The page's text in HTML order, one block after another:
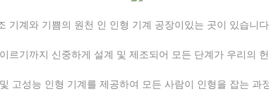
기계와 기쁨의 원천 인 인형 기계 공장이있는 곳이 있습니
르기까지 신중하게 설계 및 제조되어 모든 단계가 우리의
고성능 인형 기계를 제공하여 모든 사람이 인형을 잡는 과